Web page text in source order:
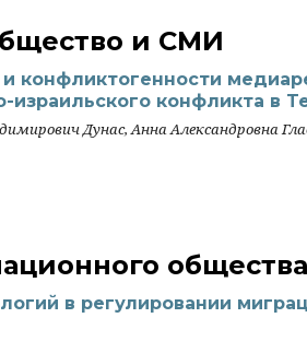
и СМИ
конфликтогенности
израильского конфликта в
Дунас, Анна Александровна
общества
в регулировании